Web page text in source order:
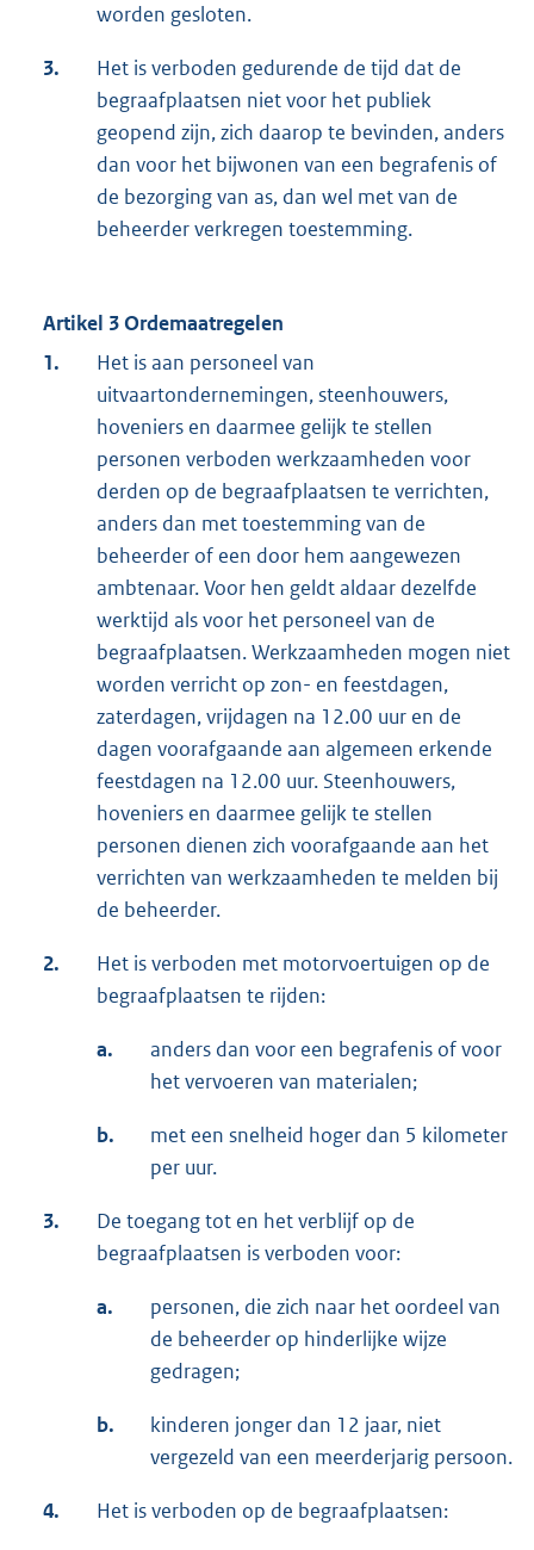
worden gesloten.
3.
Het is verboden gedurende de tijd dat de
begraafplaatsen niet voor het publiek
geopend zijn, zich daarop te bevinden, anders
dan voor het bijwonen van een begrafenis of
de bezorging van as, dan wel met van de
beheerder verkregen toestemming.
Artikel 3 Ordemaatregelen
1.
Het is aan personeel van
uitvaartondernemingen, steenhouwers,
hoveniers en daarmee gelijk te stellen
personen verboden werkzaamheden voor
derden op de begraafplaatsen te verrichten,
anders dan met toestemming van de
beheerder of een door hem aangewezen
ambtenaar. Voor hen geldt aldaar dezelfde
werktijd als voor het personeel van de
begraafplaatsen. Werkzaamheden mogen niet
worden verricht op zon- en feestdagen,
zaterdagen, vrijdagen na 12.00 uur en de
dagen voorafgaande aan algemeen erkende
feestdagen na 12.00 uur. Steenhouwers,
hoveniers en daarmee gelijk te stellen
personen dienen zich voorafgaande aan het
verrichten van werkzaamheden te melden bij
de beheerder.
2.
Het is verboden met motorvoertuigen op de
begraafplaatsen te rijden:
a.
anders dan voor een begrafenis of voor
het vervoeren van materialen;
b.
met een snelheid hoger dan 5 kilometer
per uur.
3.
De toegang tot en het verblijf op de
begraafplaatsen is verboden voor:
a.
personen, die zich naar het oordeel van
de beheerder op hinderlijke wijze
gedragen;
b.
kinderen jonger dan 12 jaar, niet
vergezeld van een meerderjarig persoon.
4. Het is verboden op de begraafplaatsen: